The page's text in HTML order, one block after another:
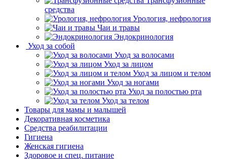
средства
Урология, нефрология
Чаи и травы
Эндокринология
Уход за собой
Уход за волосами
Уход за лицом
Уход за лицом и телом
Уход за ногами
Уход за полостью рта
Уход за телом
Товары для мамы и малышей
Декоративная косметика
Средства реабилитации
Гигиена
Женская гигиена
Здоровое и спец. питание